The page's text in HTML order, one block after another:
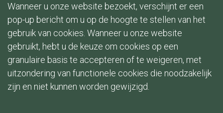
Wanneer u onze website bezoekt, verschijnt er een
pop-up bericht om u op de hoogte te stellen van het
gebruik van cookies. Wanneer u onze website
gebruikt, hebt u de keuze om cookies op een
granulaire basis te accepteren of te weigeren, met
uitzondering van functionele cookies die noodzakelijk
zijn en niet kunnen worden gewijzigd.